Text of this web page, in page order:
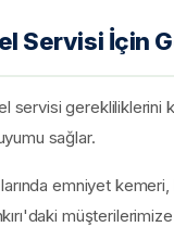
Servisi İçin
servisi
sağlar.
emniyet
müşterilerimize